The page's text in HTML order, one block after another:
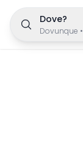
Dove?
Dovunque •